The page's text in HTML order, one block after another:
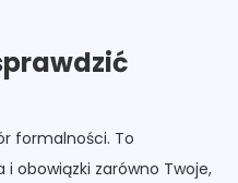
formalności. To
obowiązki zarówno Twoje,